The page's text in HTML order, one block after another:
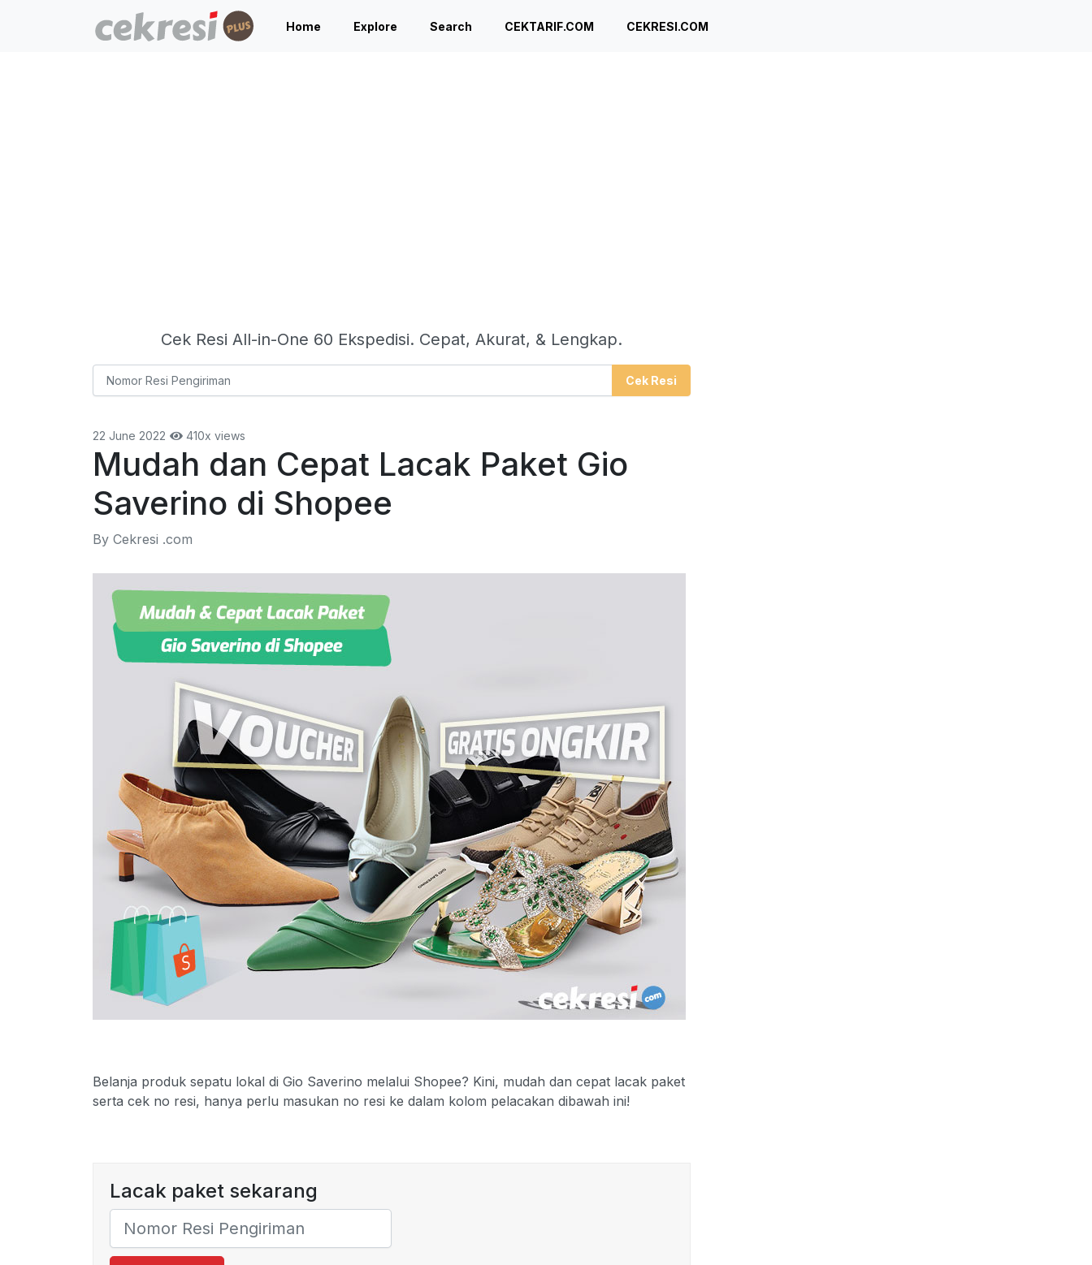
Home Explore Search CEKTARIF.COM CEKRESI.COM
Cek Resi All-in-One 60 Ekspedisi. Cepat, Akurat, & Lengkap.
Cek Resi
22 June 2022 410x views
Mudah dan Cepat Lacak Paket Gio
Saverino di Shopee
By Cekresi .com
Belanja produk sepatu lokal di Gio Saverino melalui Shopee? Kini, mudah dan cepat lacak paket
serta cek no resi, hanya perlu masukan no resi ke dalam kolom pelacakan dibawah ini!
Lacak paket sekarang